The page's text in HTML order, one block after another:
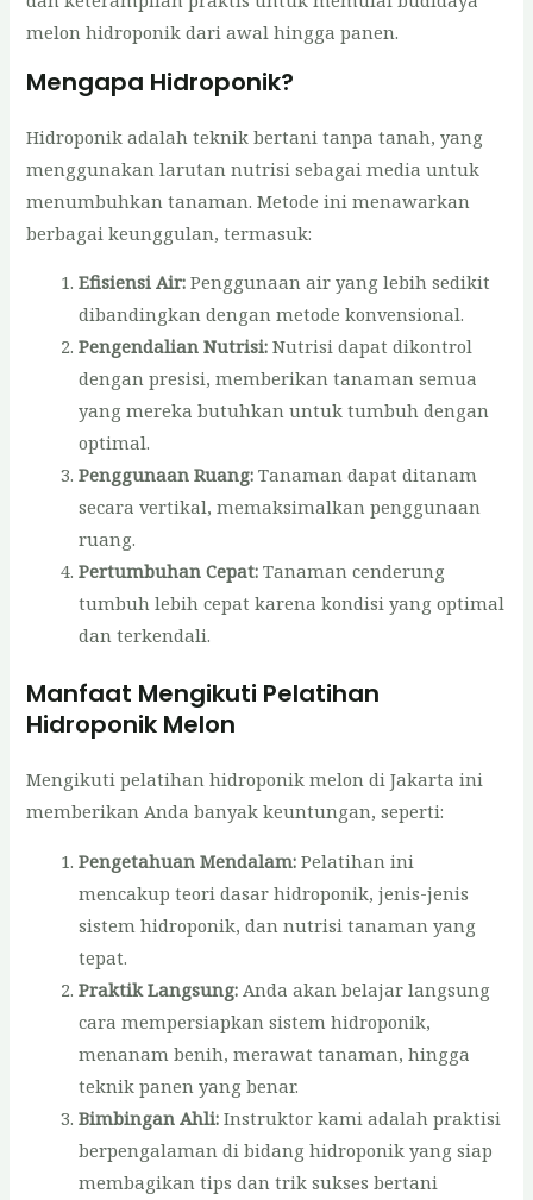
melon hidroponik dari awal hingga panen.
Mengapa Hidroponik?
Hidroponik adalah teknik bertani tanpa tanah, yang
menggunakan larutan nutrisi sebagai media untuk
menumbuhkan tanaman. Metode ini menawarkan
berbagai keunggulan, termasuk:
Efisiensi Air: Penggunaan air yang lebih sedikit
dibandingkan dengan metode konvensional.
Pengendalian Nutrisi: Nutrisi dapat dikontrol
dengan presisi, memberikan tanaman semua
yang mereka butuhkan untuk tumbuh dengan
optimal.
Penggunaan Ruang: Tanaman dapat ditanam
secara vertikal, memaksimalkan penggunaan
ruang.
Pertumbuhan Cepat: Tanaman cenderung
tumbuh lebih cepat karena kondisi yang optimal
dan terkendali.
Manfaat Mengikuti Pelatihan
Hidroponik Melon
Mengikuti pelatihan hidroponik melon di Jakarta ini
memberikan Anda banyak keuntungan, seperti:
Pengetahuan Mendalam: Pelatihan ini
mencakup teori dasar hidroponik, jenis-jenis
sistem hidroponik, dan nutrisi tanaman yang
tepat.
Praktik Langsung: Anda akan belajar langsung
cara mempersiapkan sistem hidroponik,
menanam benih, merawat tanaman, hingga
teknik panen yang benar.
Bimbingan Ahli: Instruktor kami adalah praktisi
berpengalaman di bidang hidroponik yang siap
membagikan tips dan trik sukses bertani